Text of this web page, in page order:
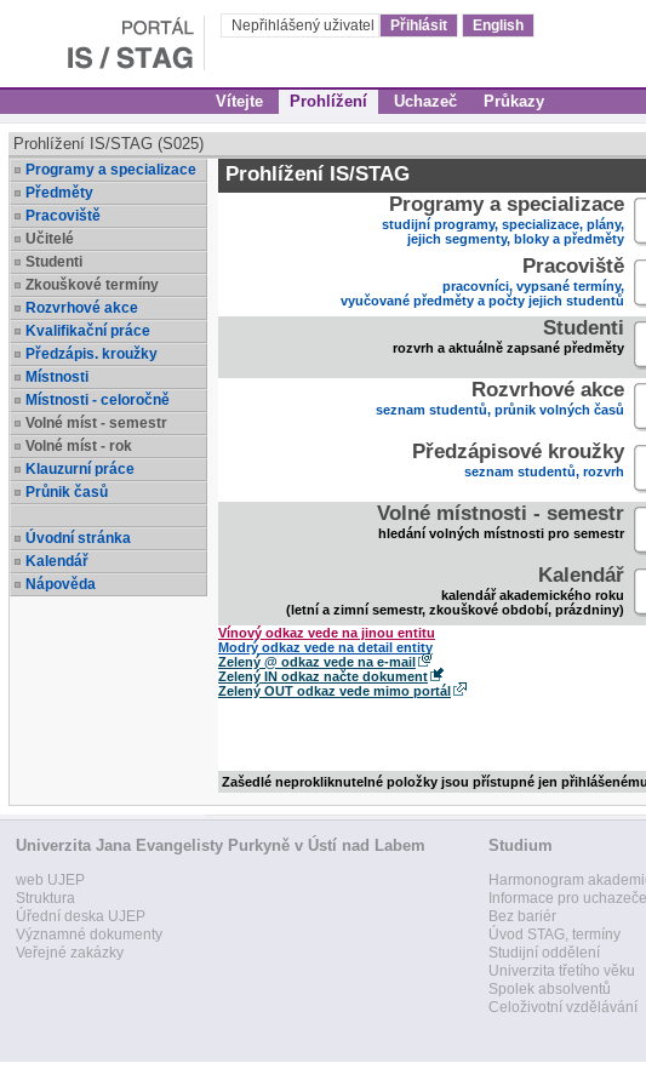
Nepřihlášený uživatel Přihlásit English
Vítejte Prohlížení Uchazeč Průkazy
Prohlížení IS/STAG (S025)
Programy a specializace
Předměty
Pracoviště
Učitelé
Studenti
Zkouškové termíny
Rozvrhové akce
Kvalifikační práce
Předzápis. kroužky
Místnosti
Místnosti - celoročně
Volné míst - semestr
Volné míst - rok
Klauzurní práce
Průnik časů
Úvodní stránka
Kalendář
Nápověda
Prohlížení IS/STAG
Programy a specializace
studijní programy, specializace, plány,
jejich segmenty, bloky a předměty
Pracoviště
pracovníci, vypsané termíny,
vyučované předměty a počty jejich studentů
Studenti
rozvrh a aktuálně zapsané předměty
Rozvrhové akce
seznam studentů, průnik volných časů
Předzápisové kroužky
seznam studentů, rozvrh
Volné místnosti - semestr
hledání volných místnosti pro semestr
Kalendář
kalendář akademického roku
(letní a zimní semestr, zkouškové období, prázdniny)
Vínový odkaz vede na jinou entitu
Modrý odkaz vede na detail entity
Zelený @ odkaz vede na e-mail
Zelený IN odkaz načte dokument
Zelený OUT odkaz vede mimo portál
Zašedlé neprokliknutelné položky jsou přístupné jen
Univerzita Jana Evangelisty Purkyně v Ústí nad Labem
web UJEP
Struktura
Úřední deska UJEP
Významné dokumenty
Veřejné zakázky
Studium
Harmonogram
Informace pro uchazeče
Bez bariér
Úvod STAG, termíny
Studijní oddělení
Univerzita třetího věku
Spolek absolventů
Celoživotní vzdělávání